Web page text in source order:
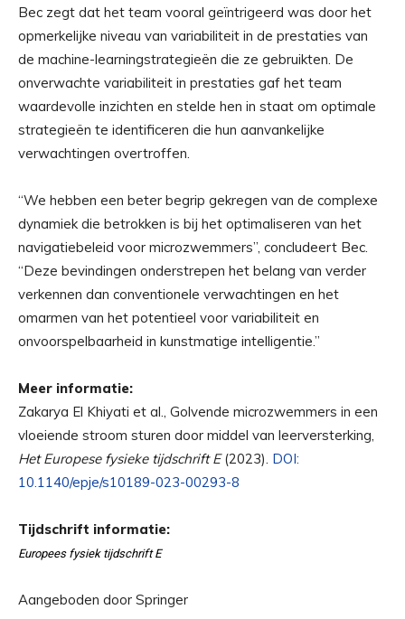
Bec zegt dat het team vooral geïntrigeerd was door het
opmerkelijke niveau van variabiliteit in de prestaties van
de machine-learningstrategieën die ze gebruikten. De
onverwachte variabiliteit in prestaties gaf het team
waardevolle inzichten en stelde hen in staat om optimale
strategieën te identificeren die hun aanvankelijke
verwachtingen overtroffen.
“We hebben een beter begrip gekregen van de complexe
dynamiek die betrokken is bij het optimaliseren van het
navigatiebeleid voor microzwemmers”, concludeert Bec.
“Deze bevindingen onderstrepen het belang van verder
verkennen dan conventionele verwachtingen en het
omarmen van het potentieel voor variabiliteit en
onvoorspelbaarheid in kunstmatige intelligentie.”
Meer informatie:
Zakarya El Khiyati et al., Golvende microzwemmers in een
vloeiende stroom sturen door middel van leerversterking,
Het Europese fysieke tijdschrift E(2023). DOI:
10.1140/epje/s10189-023-00293-8
Tijdschrift informatie:
Europees fysiek tijdschrift E
Aangeboden door Springer